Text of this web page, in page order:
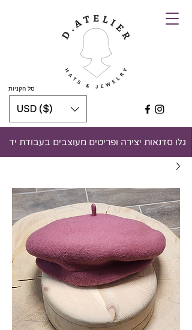
סל הקניות
גלו סדנאות יצירה ופריטים מעוצבים בעבודת יד
USD ($)